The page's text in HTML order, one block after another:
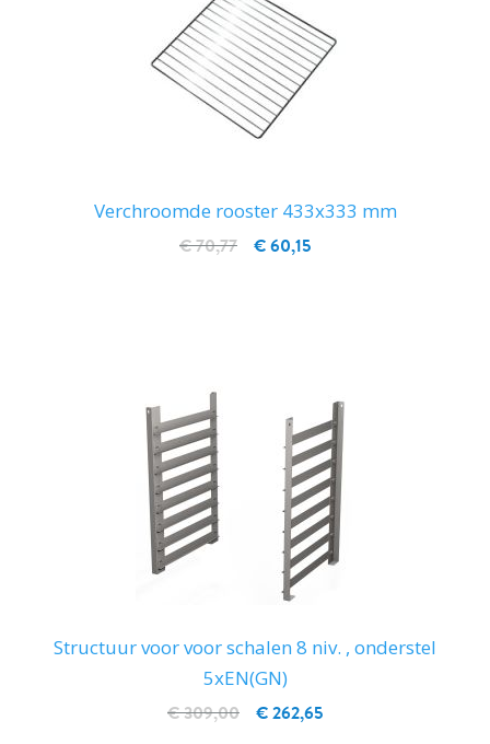
Verchroomde rooster 433x333 mm
€ 60,15
€ 70,77
Structuur voor voor schalen 8 niv. , onderstel
5xEN(GN)
€ 262,65
€ 309,00